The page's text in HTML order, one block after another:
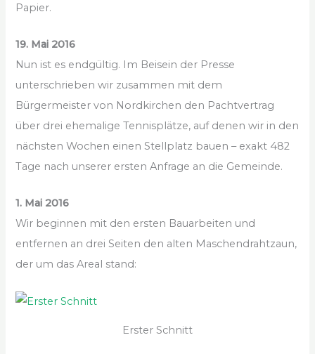
Papier.
19. Mai 2016
Nun ist es endgültig. Im Beisein der Presse
unterschrieben wir zusammen mit dem
Bürgermeister von Nordkirchen den Pachtvertrag
über drei ehemalige Tennisplätze, auf denen wir in den
nächsten Wochen einen Stellplatz bauen – exakt 482
Tage nach unserer ersten Anfrage an die Gemeinde.
1. Mai 2016
Wir beginnen mit den ersten Bauarbeiten und
entfernen an drei Seiten den alten Maschendrahtzaun,
der um das Areal stand:
Erster Schnitt